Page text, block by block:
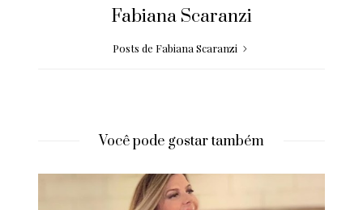
Fabiana Scaranzi
Posts de Fabiana Scaranzi
Você pode gostar também